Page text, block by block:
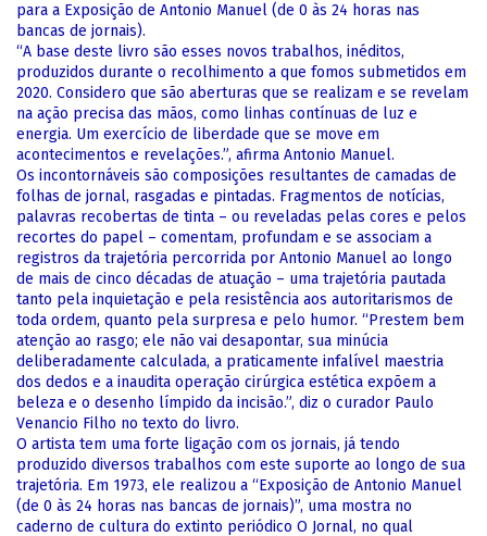
para a Exposição de Antonio Manuel (de 0 às 24 horas nas
bancas de jornais).
“A base deste livro são esses novos trabalhos, inéditos,
produzidos durante o recolhimento a que fomos submetidos em
2020. Considero que são aberturas que se realizam e se revelam
na ação precisa das mãos, como linhas contínuas de luz e
energia. Um exercício de liberdade que se move em
acontecimentos e revelações.”, afirma Antonio Manuel.
Os incontornáveis são composições resultantes de camadas de
folhas de jornal, rasgadas e pintadas. Fragmentos de notícias,
palavras recobertas de tinta – ou reveladas pelas cores e pelos
recortes do papel – comentam, profundam e se associam a
registros da trajetória percorrida por Antonio Manuel ao longo
de mais de cinco décadas de atuação – uma trajetória pautada
tanto pela inquietação e pela resistência aos autoritarismos de
toda ordem, quanto pela surpresa e pelo humor. “Prestem bem
atenção ao rasgo; ele não vai desapontar, sua minúcia
deliberadamente calculada, a praticamente infalível maestria
dos dedos e a inaudita operação cirúrgica estética expõem a
beleza e o desenho límpido da incisão.”, diz o curador Paulo
Venancio Filho no texto do livro.
O artista tem uma forte ligação com os jornais, já tendo
produzido diversos trabalhos com este suporte ao longo de sua
trajetória. Em 1973, ele realizou a “Exposição de Antonio Manuel
(de 0 às 24 horas nas bancas de jornais)”, uma mostra no
caderno de cultura do extinto periódico O Jornal, no qual